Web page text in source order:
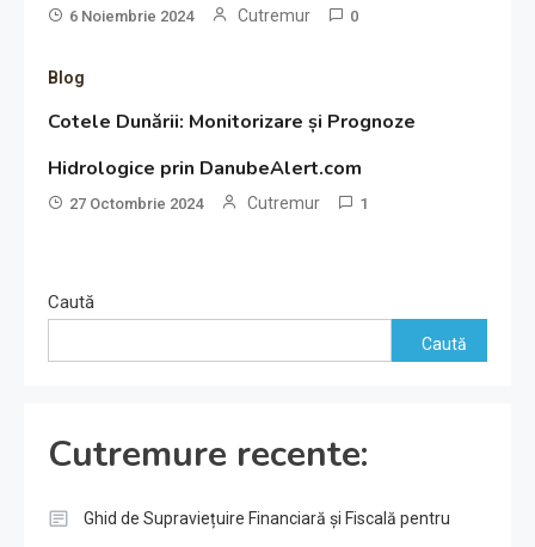
6 Noiembrie 2024 Cutremur 0
Blog
Cotele Dunării: Monitorizare și Prognoze
Hidrologice prin DanubeAlert.com
27 Octombrie 2024 Cutremur 1
Caută
Caută
Cutremure recente:
Ghid de Supraviețuire Financiară și Fiscală pentru